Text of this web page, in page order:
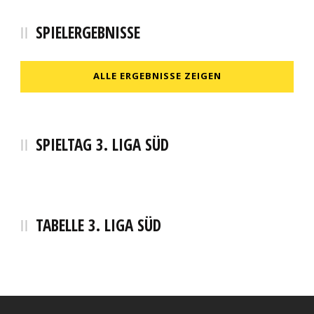
SPIELERGEBNISSE
ALLE ERGEBNISSE ZEIGEN
SPIELTAG 3. LIGA SÜD
TABELLE 3. LIGA SÜD